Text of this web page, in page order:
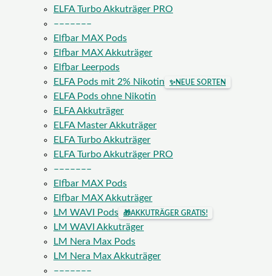
ELFA Turbo Akkuträger PRO
–––––––
Elfbar MAX Pods
Elfbar MAX Akkuträger
Elfbar Leerpods
ELFA Pods mit 2% Nikotin
✨NEUE SORTEN
ELFA Pods ohne Nikotin
ELFA Akkuträger
ELFA Master Akkuträger
ELFA Turbo Akkuträger
ELFA Turbo Akkuträger PRO
–––––––
Elfbar MAX Pods
Elfbar MAX Akkuträger
LM WAVI Pods
🎁AKKUTRÄGER GRATIS!
LM WAVI Akkuträger
LM Nera Max Pods
LM Nera Max Akkuträger
–––––––